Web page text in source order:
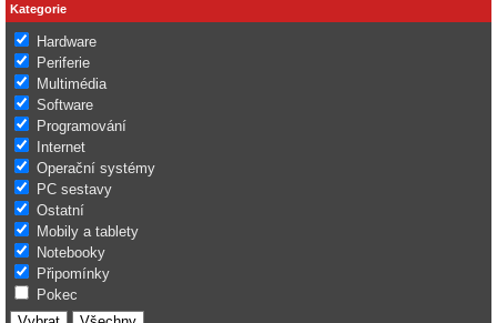
Kategorie
Hardware
Periferie
Multimédia
Software
Programování
Internet
Operační systémy
PC sestavy
Ostatní
Mobily a tablety
Notebooky
Připomínky
Pokec